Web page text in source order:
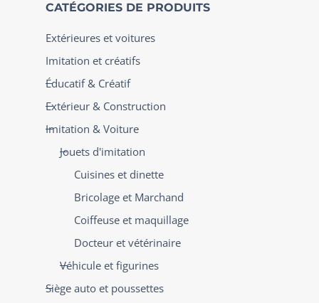
CATÉGORIES DE PRODUITS
Extérieures et voitures
Imitation et créatifs
Éducatif & Créatif
Extérieur & Construction
Imitation & Voiture
Jouets d'imitation
Cuisines et dinette
Bricolage et Marchand
Coiffeuse et maquillage
Docteur et vétérinaire
Véhicule et figurines
Siège auto et poussettes